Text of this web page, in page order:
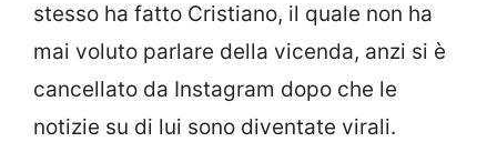
stesso ha fatto Cristiano, il quale non ha
mai voluto parlare della vicenda, anzi si è
cancellato da Instagram dopo che le
notizie su di lui sono diventate virali.